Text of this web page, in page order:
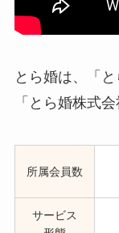
とら婚は、「
「とら婚株式
所属会員数
サービス